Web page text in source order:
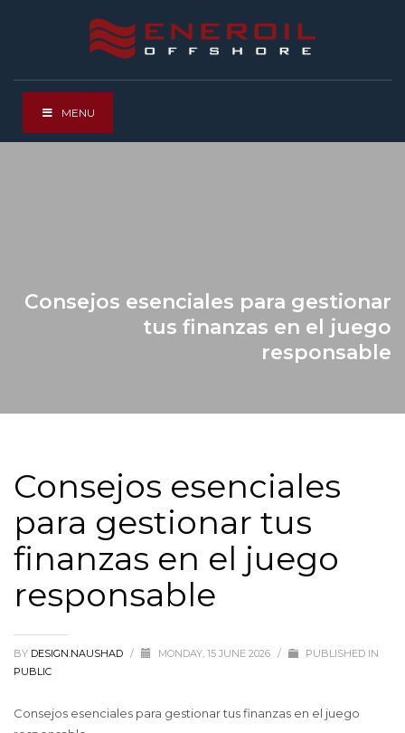
MENU
Consejos esenciales para gestionar
tus finanzas en el juego
responsable
Consejos esenciales
para gestionar tus
finanzas en el juego
responsable
BY DESIGN.NAUSHAD / MONDAY, 15 JUNE 2026 /
PUBLISHED IN
PUBLIC
Consejos esenciales para gestionar tus finanzas en el juego